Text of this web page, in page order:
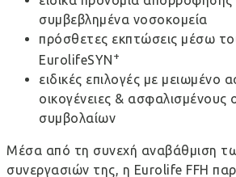
συμβεβλημένα νοσοκομεία
πρόσθετες εκπτώσεις μέσω
EurolifeSYN +
ειδικές επιλογές με μειωμένο
οικογένειες & ασφαλισμένους
συμβολαίων
Μέσα από τη συνεχή αναβάθμιση
συνεργασιών της, η Eurolife FFH